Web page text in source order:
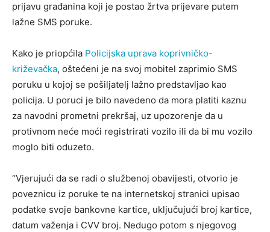
prijavu građanina koji je postao žrtva prijevare putem
lažne SMS poruke.
Kako je priopćila Policijska uprava koprivničko-
križevačka, oštećeni je na svoj mobitel zaprimio SMS
poruku u kojoj se pošiljatelj lažno predstavljao kao
policija. U poruci je bilo navedeno da mora platiti kaznu
za navodni prometni prekršaj, uz upozorenje da u
protivnom neće moći registrirati vozilo ili da bi mu vozilo
moglo biti oduzeto.
“Vjerujući da se radi o službenoj obavijesti, otvorio je
poveznicu iz poruke te na internetskoj stranici upisao
podatke svoje bankovne kartice, uključujući broj kartice,
datum važenja i CVV broj. Nedugo potom s njegovog